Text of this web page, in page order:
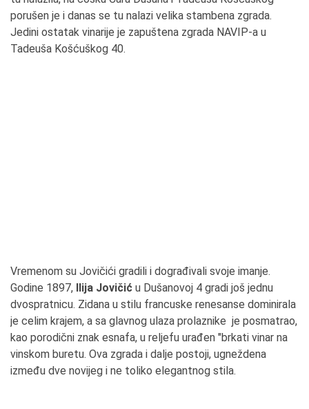
porušen je i danas se tu nalazi velika stambena zgrada.
Jedini ostatak vinarije je zapuštena zgrada NAVIP-a u
Tadeuša Košćuškog 40.
Vremenom su Jovičići gradili i dograđivali svoje imanje.
Godine 1897, Ilija Jovičić u Dušanovoj 4 gradi još jednu
dvospratnicu. Zidana u stilu francuske renesanse dominirala
je celim krajem, a sa glavnog ulaza prolaznike je posmatrao,
kao porodični znak esnafa, u reljefu urađen "brkati vinar na
vinskom buretu. Ova zgrada i dalje postoji, ugneždena
između dve novijeg i ne toliko elegantnog stila.